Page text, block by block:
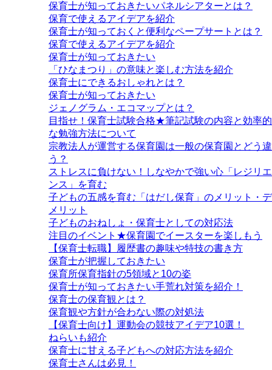
保育士が知っておきたいパネルシアターとは？
保育で使えるアイデアを紹介
保育士が知っておくと便利なペープサートとは？
保育で使えるアイデアを紹介
保育士が知っておきたい
「ひなまつり」の意味と楽しむ方法を紹介
保育士にできるおしゃれとは？
保育士が知っておきたい
ジェノグラム・エコマップとは？
目指せ！保育士試験合格★筆記試験の内容と効率的
な勉強方法について
宗教法人が運営する保育園は一般の保育園とどう違
う？
ストレスに負けない！しなやかで強い心「レジリエ
ンス」を育む
子どもの五感を育む「はだし保育」のメリット・デ
メリット
子どものおねしょ・保育士としての対応法
注目のイベント★保育園でイースターを楽しもう
【保育士転職】履歴書の趣味や特技の書き方
保育士が把握しておきたい
保育所保育指針の5領域と10の姿
保育士が知っておきたい手荒れ対策を紹介！
保育士の保育観とは？
保育観や方針が合わない際の対処法
【保育士向け】運動会の競技アイデア10選！
ねらいも紹介
保育士に甘える子どもへの対応方法を紹介
保育士さんは必見！